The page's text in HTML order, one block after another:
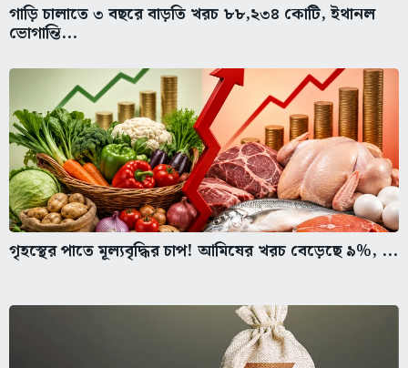
গাড়ি চালাতে ৩ বছরে বাড়তি খরচ ৮৮,২৩৪ কোটি, ইথানল
ভোগান্তি...
গৃহস্থের পাতে মূল্যবৃদ্ধির চাপ! আমিষের খরচ বেড়েছে ৯%, ...